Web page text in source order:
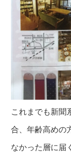
これまでも新聞
合、年齢高めの
なかった層に届